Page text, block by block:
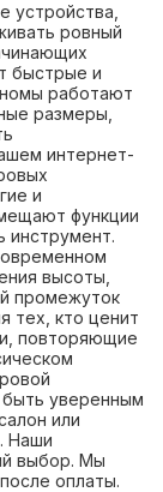
ровный
быстрые и
работают
размеры,
интернет-
и
функции
инструмент.
высоты,
промежуток
тех, кто ценит
повторяющие
уверенным
или
Наши
выбор. Мы
оплаты.